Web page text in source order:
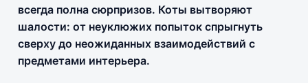
всегда полна сюрпризов. Коты вытворяют
шалости: от неуклюжих попыток спрыгнуть
сверху до неожиданных взаимодействий с
предметами интерьера.